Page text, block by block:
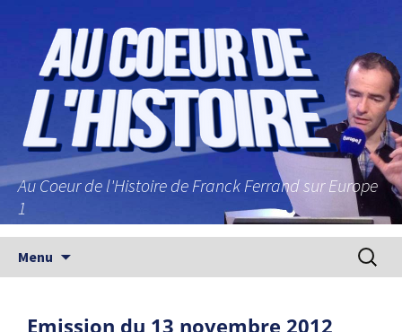
Au Coeur de l'Histoire de Franck Ferrand sur Europe
1
Menu
Emission du 13 novembre 2012